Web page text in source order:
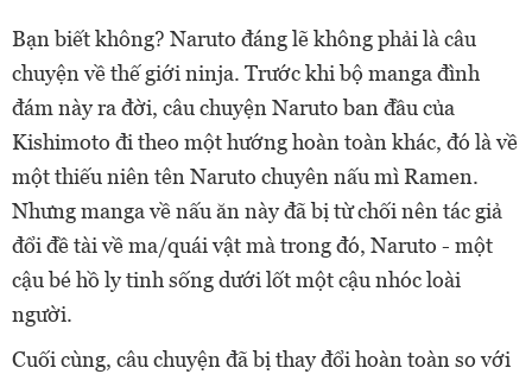
Bạn biết không? Naruto đáng lẽ không phải là câu
chuyện về thế giới ninja. Trước khi bộ manga đình
đám này ra đời, câu chuyện Naruto ban đầu của
Kishimoto đi theo một hướng hoàn toàn khác, đó là về
một thiếu niên tên Naruto chuyên nấu mì Ramen.
Nhưng manga về nấu ăn này đã bị từ chối nên tác giả
đổi đề tài về ma/quái vật mà trong đó, Naruto - một
cậu bé hồ ly tinh sống dưới lốt một cậu nhóc loài
người.
Cuối cùng, câu chuyện đã bị thay đổi hoàn toàn so với